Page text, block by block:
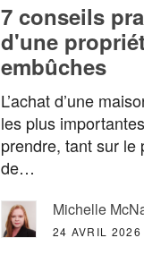
7 conseils
d'une
embûches
L’achat d’une
les plus
prendre, tant sur le
de…
Michelle
24 AVRIL 2026